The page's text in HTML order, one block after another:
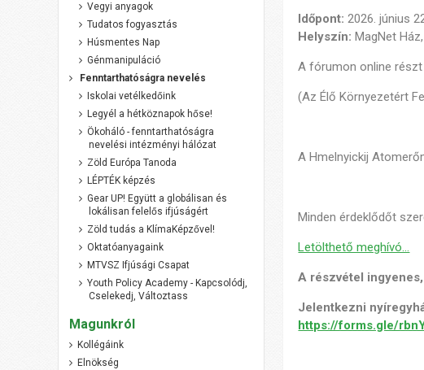
Időpont: 2026. június
Helyszín: MagNet
A fórumon online
(Az Élő Környezetért
A Hmelnyickij
Minden érdeklődőt
Letölthető meghívó...
A részvétel
Jelentkezni
https://forms.gle/
Vegyi anyagok
Tudatos fogyasztás
Húsmentes Nap
Génmanipuláció
Fenntarthatóságra nevelés
Iskolai vetélkedőink
Legyél a hétköznapok hőse!
Ökoháló - fenntarthatóságra
nevelési intézményi hálózat
Zöld Európa Tanoda
LÉPTÉK képzés
Gear UP! Együtt a globálisan és
lokálisan felelős ifjúságért
Zöld tudás a KlímaKépzővel!
Oktatóanyagaink
MTVSZ Ifjúsági Csapat
Youth Policy Academy - Kapcsolódj,
Cselekedj, Változtass
Magunkról
Kollégáink
Elnökség